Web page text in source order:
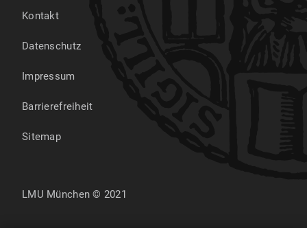
Kontakt
Datenschutz
Impressum
Barrierefreiheit
Sitemap
LMU München © 2021